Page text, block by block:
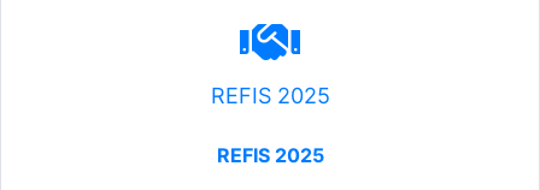
REFIS 2025
REFIS 2025